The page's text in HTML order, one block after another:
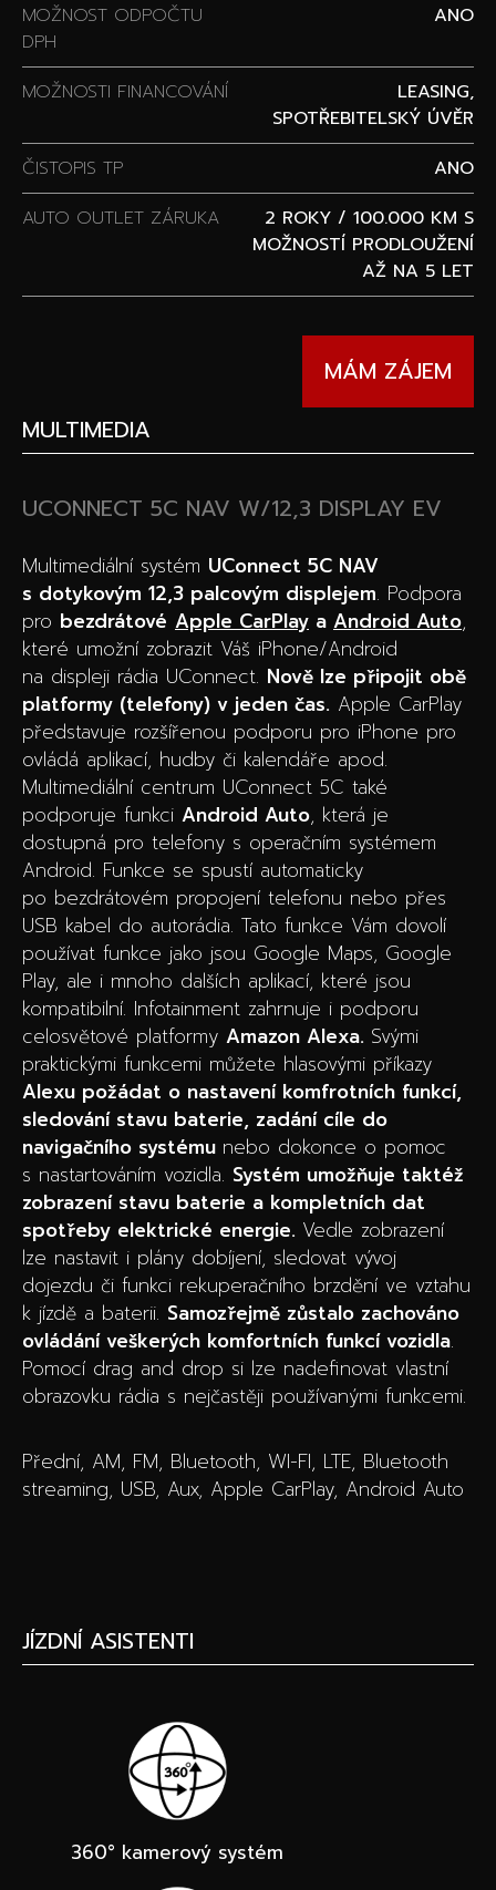
MOŽNOST ODPOČTU
DPH
ANO
MOŽNOSTI FINANCOVÁNÍ
LEASING,
SPOTŘEBITELSKÝ ÚVĚR
ČISTOPIS TP
ANO
AUTO OUTLET ZÁRUKA
2 ROKY / 100.000 KM S
MOŽNOSTÍ PRODLOUŽENÍ
AŽ NA 5 LET
MÁM ZÁJEM
MULTIMEDIA
UCONNECT 5C NAV W/12,3 DISPLAY EV
Multimediální systém UConnect 5C NAV
s dotykovým 12,3 palcovým displejem. Podpora
pro bezdrátové Apple CarPlay a Android Auto,
které umožní zobrazit Váš iPhone/Android
na displeji rádia UConnect. Nově lze připojit obě
platformy (telefony) v jeden čas. Apple CarPlay
představuje rozšířenou podporu pro iPhone pro
ovládá aplikací, hudby či kalendáře apod.
Multimediální centrum UConnect 5C také
podporuje funkci Android Auto, která je
dostupná pro telefony s operačním systémem
Android. Funkce se spustí automaticky
po bezdrátovém propojení telefonu nebo přes
USB kabel do autorádia. Tato funkce Vám dovolí
používat funkce jako jsou Google Maps, Google
Play, ale i mnoho dalších aplikací, které jsou
kompatibilní. Infotainment zahrnuje i podporu
celosvětové platformy Amazon Alexa. Svými
praktickými funkcemi můžete hlasovými příkazy
Alexu požádat o nastavení komfrotních funkcí,
sledování stavu baterie, zadání cíle do
navigačního systému nebo dokonce o pomoc
s nastartováním vozidla. Systém umožňuje taktéž
zobrazení stavu baterie a kompletních dat
spotřeby elektrické energie. Vedle zobrazení
lze nastavit i plány dobíjení, sledovat vývoj
dojezdu či funkci rekuperačního brzdění ve vztahu
k jízdě a baterii. Samozřejmě zůstalo zachováno
ovládání veškerých komfortních funkcí vozidla.
Pomocí drag and drop si lze nadefinovat vlastní
obrazovku rádia s nejčastěji používanými funkcemi.
Přední, AM, FM, Bluetooth, WI-FI, LTE, Bluetooth
streaming, USB, Aux, Apple CarPlay, Android Auto
JÍZDNÍ ASISTENTI
360° kamerový systém